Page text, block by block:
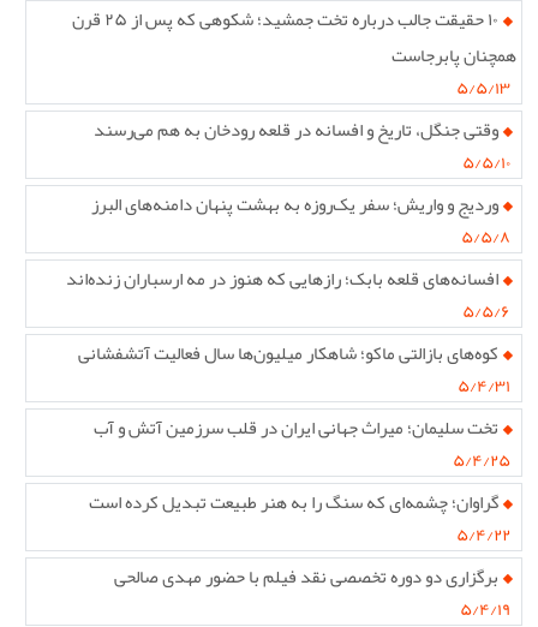
۱۰ حقیقت جالب درباره تخت جمشید؛ شکوهی که پس از ۲۵ قرن
همچنان پابرجاست
۵/۵/۱۳
وقتی جنگل، تاریخ و افسانه در قلعه رودخان به هم می‌رسند
۵/۵/۱۰
وردیج و واریش؛ سفر یک‌روزه به بهشت پنهان دامنه‌های البرز
۵/۵/۸
افسانه‌های قلعه بابک؛ رازهایی که هنوز در مه ارسباران زنده‌اند
۵/۵/۶
کوه‌های بازالتی ماکو؛ شاهکار میلیون‌ها سال فعالیت آتشفشانی
۵/۴/۳۱
تخت سلیمان؛ میراث جهانی ایران در قلب سرزمین آتش و آب
۵/۴/۲۵
گراوان؛ چشمه‌ای که سنگ را به هنر طبیعت تبدیل کرده است
۵/۴/۲۲
برگزاری دو دوره تخصصی نقد فیلم با حضور مهدی صالحی
۵/۴/۱۹